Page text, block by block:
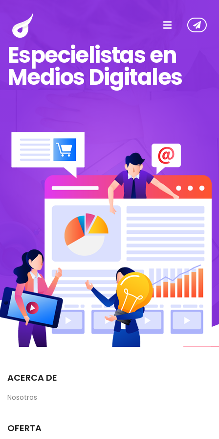
Especielistas en
Medios Digitales
ACERCA DE
Nosotros
OFERTA